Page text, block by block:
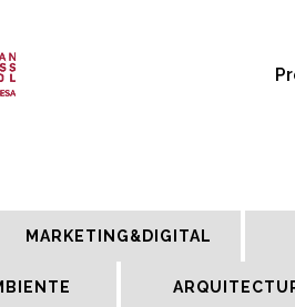
MARKETING&DIGITAL